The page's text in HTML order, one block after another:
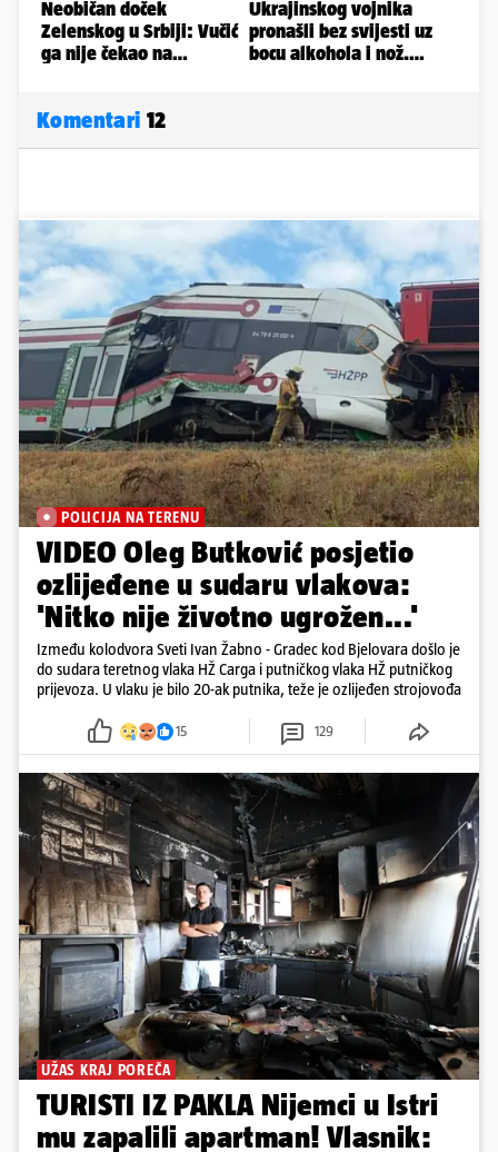
Komentari 12
POLICIJA NA TERENU
VIDEO Oleg Butković posjetio
ozlijeđene u sudaru vlakova:
'Nitko nije životno ugrožen...'
Između kolodvora Sveti Ivan Žabno - Gradec kod Bjelovara došlo je
do sudara teretnog vlaka HŽ Carga i putničkog vlaka HŽ putničkog
prijevoza. U vlaku je bilo 20-ak putnika, teže je ozlijeđen strojovođa
15 129
UŽAS KRAJ POREČA
TURISTI IZ PAKLA Nijemci u Istri
mu zapalili apartman! Vlasnik: